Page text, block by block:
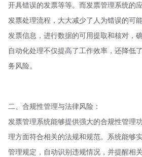
开具错误的发票等等。而发票管理系统的
发票处理流程，大大减少了人为错误的可
发票信息，进行数据的可用提取和核对，
自动化处理不仅提高了工作效率，还降低
务风险。
二、合规性管理与法律风险：
发票管理系统能够提供强大的合规性管理
理方面符合相关的法规和规范。系统能够
管理规定，自动识别违规情况，并提醒相